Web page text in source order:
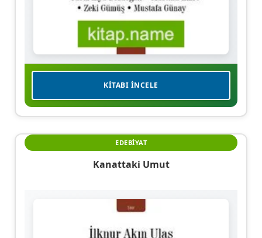
KITABI İNCELE
EDEBIYAT
Kanattaki Umut